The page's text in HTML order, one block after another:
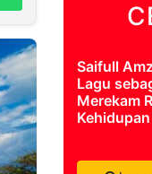
Saifull
Lagu
Merekam
Kehidupan